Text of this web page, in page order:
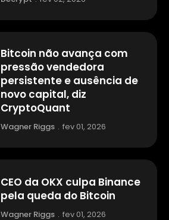
Bitcoin não avança com
pressão vendedora
persistente e ausência de
novo capital, diz
CryptoQuant
Wagner Riggs . fev 01, 2026
CEO da OKX culpa Binance
pela queda do Bitcoin
Wagner Riggs . fev 01, 2026